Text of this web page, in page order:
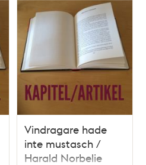
Vindragare hade
inte mustasch /
Harald Norbelie